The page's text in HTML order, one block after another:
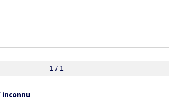
1 / 1
inconnu